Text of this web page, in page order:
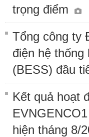
trọng điểm
Tổng công ty
điện hệ
(BESS) đầu
Kết quả hoạt
hiện tháng 8/